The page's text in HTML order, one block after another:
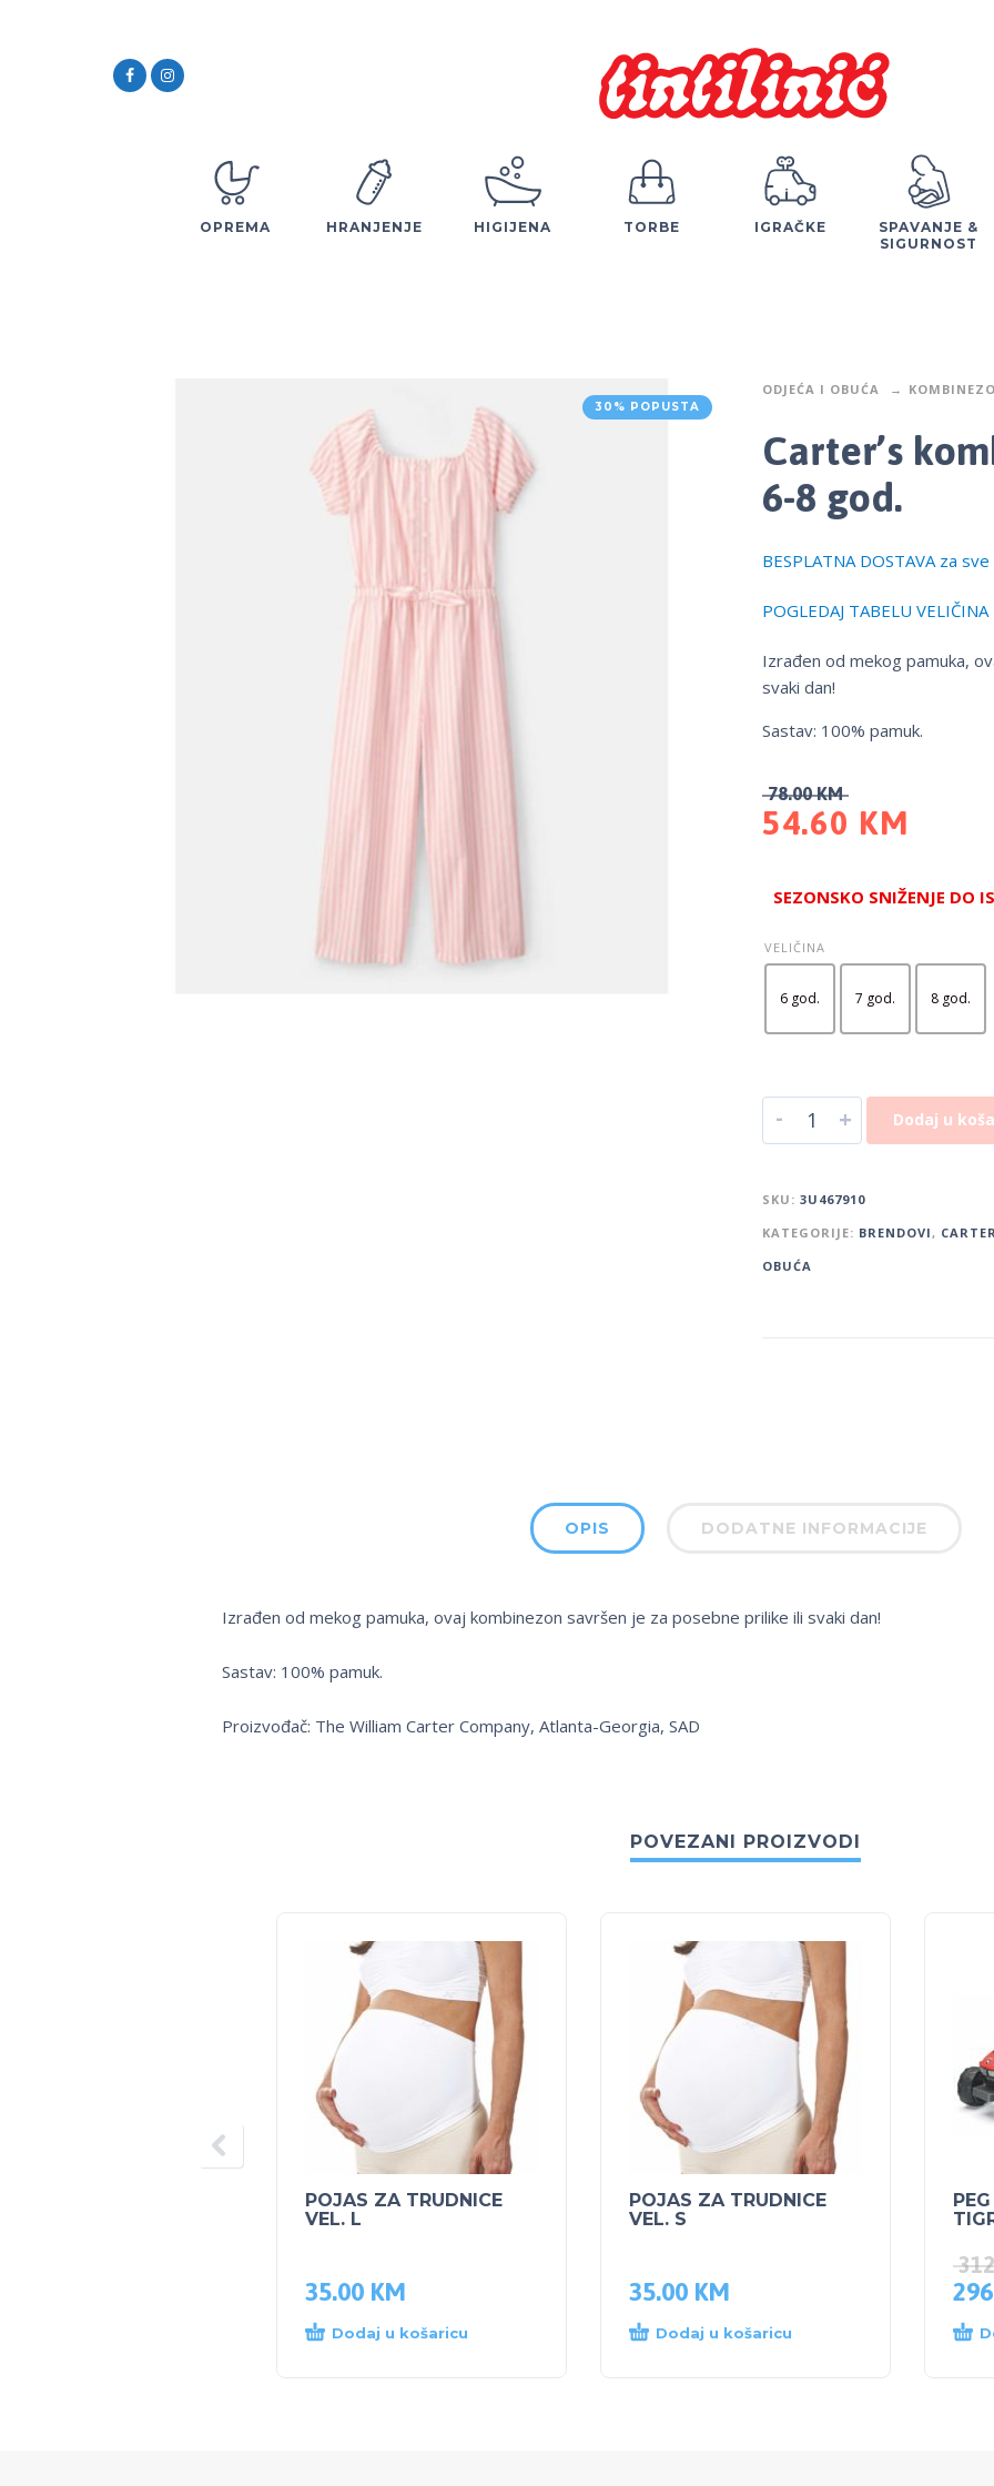
OPREMA HRANJENJE HIGIJENA TORBE IGRAČKE
SPAVANJE &
SIGURNOST
30% POPUSTA
ODJEĆA I OBUĆA
Carter’s
6-8 god.
BESPLATNA DOSTAVA za
POGLEDAJ TABELU VELIČINA
Izrađen od mekog pamuka,
svaki dan!
Sastav: 100% pamuk.
78.00KM
54.60 KM
SEZONSKO SNIŽENJE DO
VELIČINA
6 god. 7 god. 8 god.
- + Dodaj u
SKU: 3U467910
KATEGORIJE: BRENDOVI,
OBUĆA
OPIS DODATNE INFORMACIJE
Izrađen od mekog pamuka, ovaj kombinezon savršen je za posebne prilike ili svaki dan!
Sastav: 100% pamuk.
Proizvođač: The William Carter Company, Atlanta-Georgia, SAD
POVEZANI PROIZVODI
POJAS ZA TRUDNICE
VEL. L
35.00 KM
Dodaj u košaricu
POJAS ZA TRUDNICE
VEL. S
35.00 KM
Dodaj u košaricu